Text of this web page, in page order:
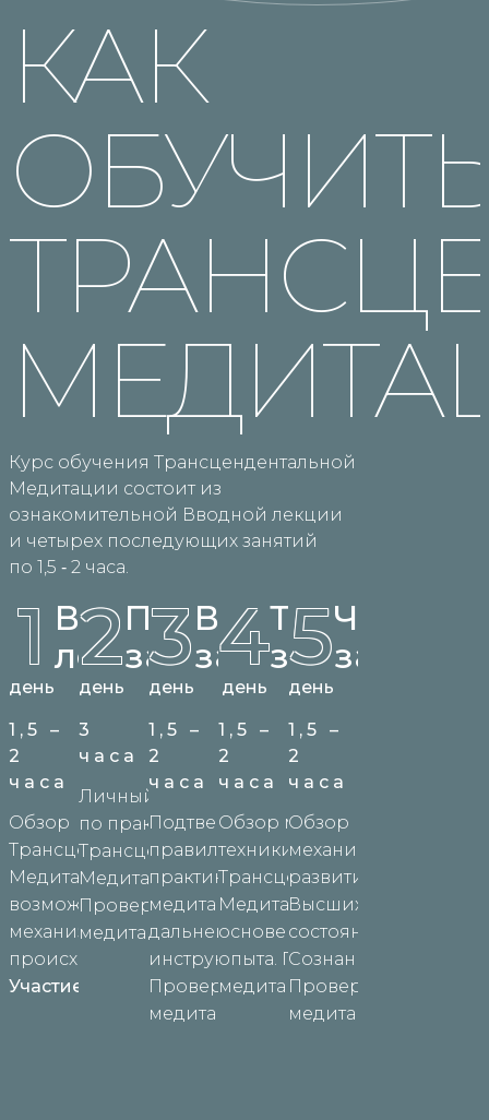
КАК
Курс обучения Трансцендентальной
Медитации состоит из
ознакомительной Вводной лекции
и четырех последующих занятий
по 1,5 ‑ 2 часа.
1
день
Вводная
лекция
1,5 –
2
часа
Обзор
Трансцендентальной
Медитации, ее
возможности,
механизм и
происхождение.
Участие бесплатное.
2
день
Первое
занятие
3
часа
Личный инструктаж
по практике
Трансцендентальной
Медитации.
Проверочная
медитация.
3
день
Второе
занятие
1,5 –
2
часа
Подтверждение
правильности
практики
медитации и
дальнейшие
инструкции.
Проверочная
медитация.
4
день
Третье
занятие
1,5 –
2
часа
Обзор механизма
техники
Трансцендентальной
Медитации на
основе личного
опыта. Проверочная
медитация.
5
день
занятие
1,5 –
2
часа
Обзор
механики
развития
Высших
состояний
Сознания.
Проверочная
медитация.